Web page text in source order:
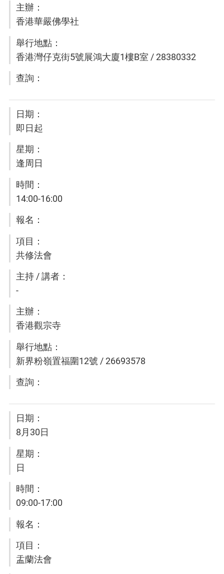
香港華嚴佛學社
香港灣仔克街5號展鴻大廈1樓B室 / 28380332
即日起
逢周日
14:00-16:00
共修法會
-
香港觀宗寺
新界粉嶺置福圍12號 / 26693578
8月30日
日
09:00-17:00
盂蘭法會